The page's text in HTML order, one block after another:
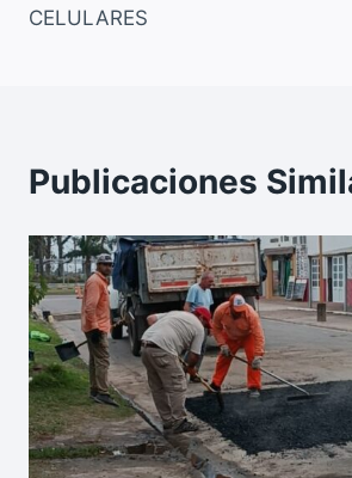
CELULARES
Publicaciones